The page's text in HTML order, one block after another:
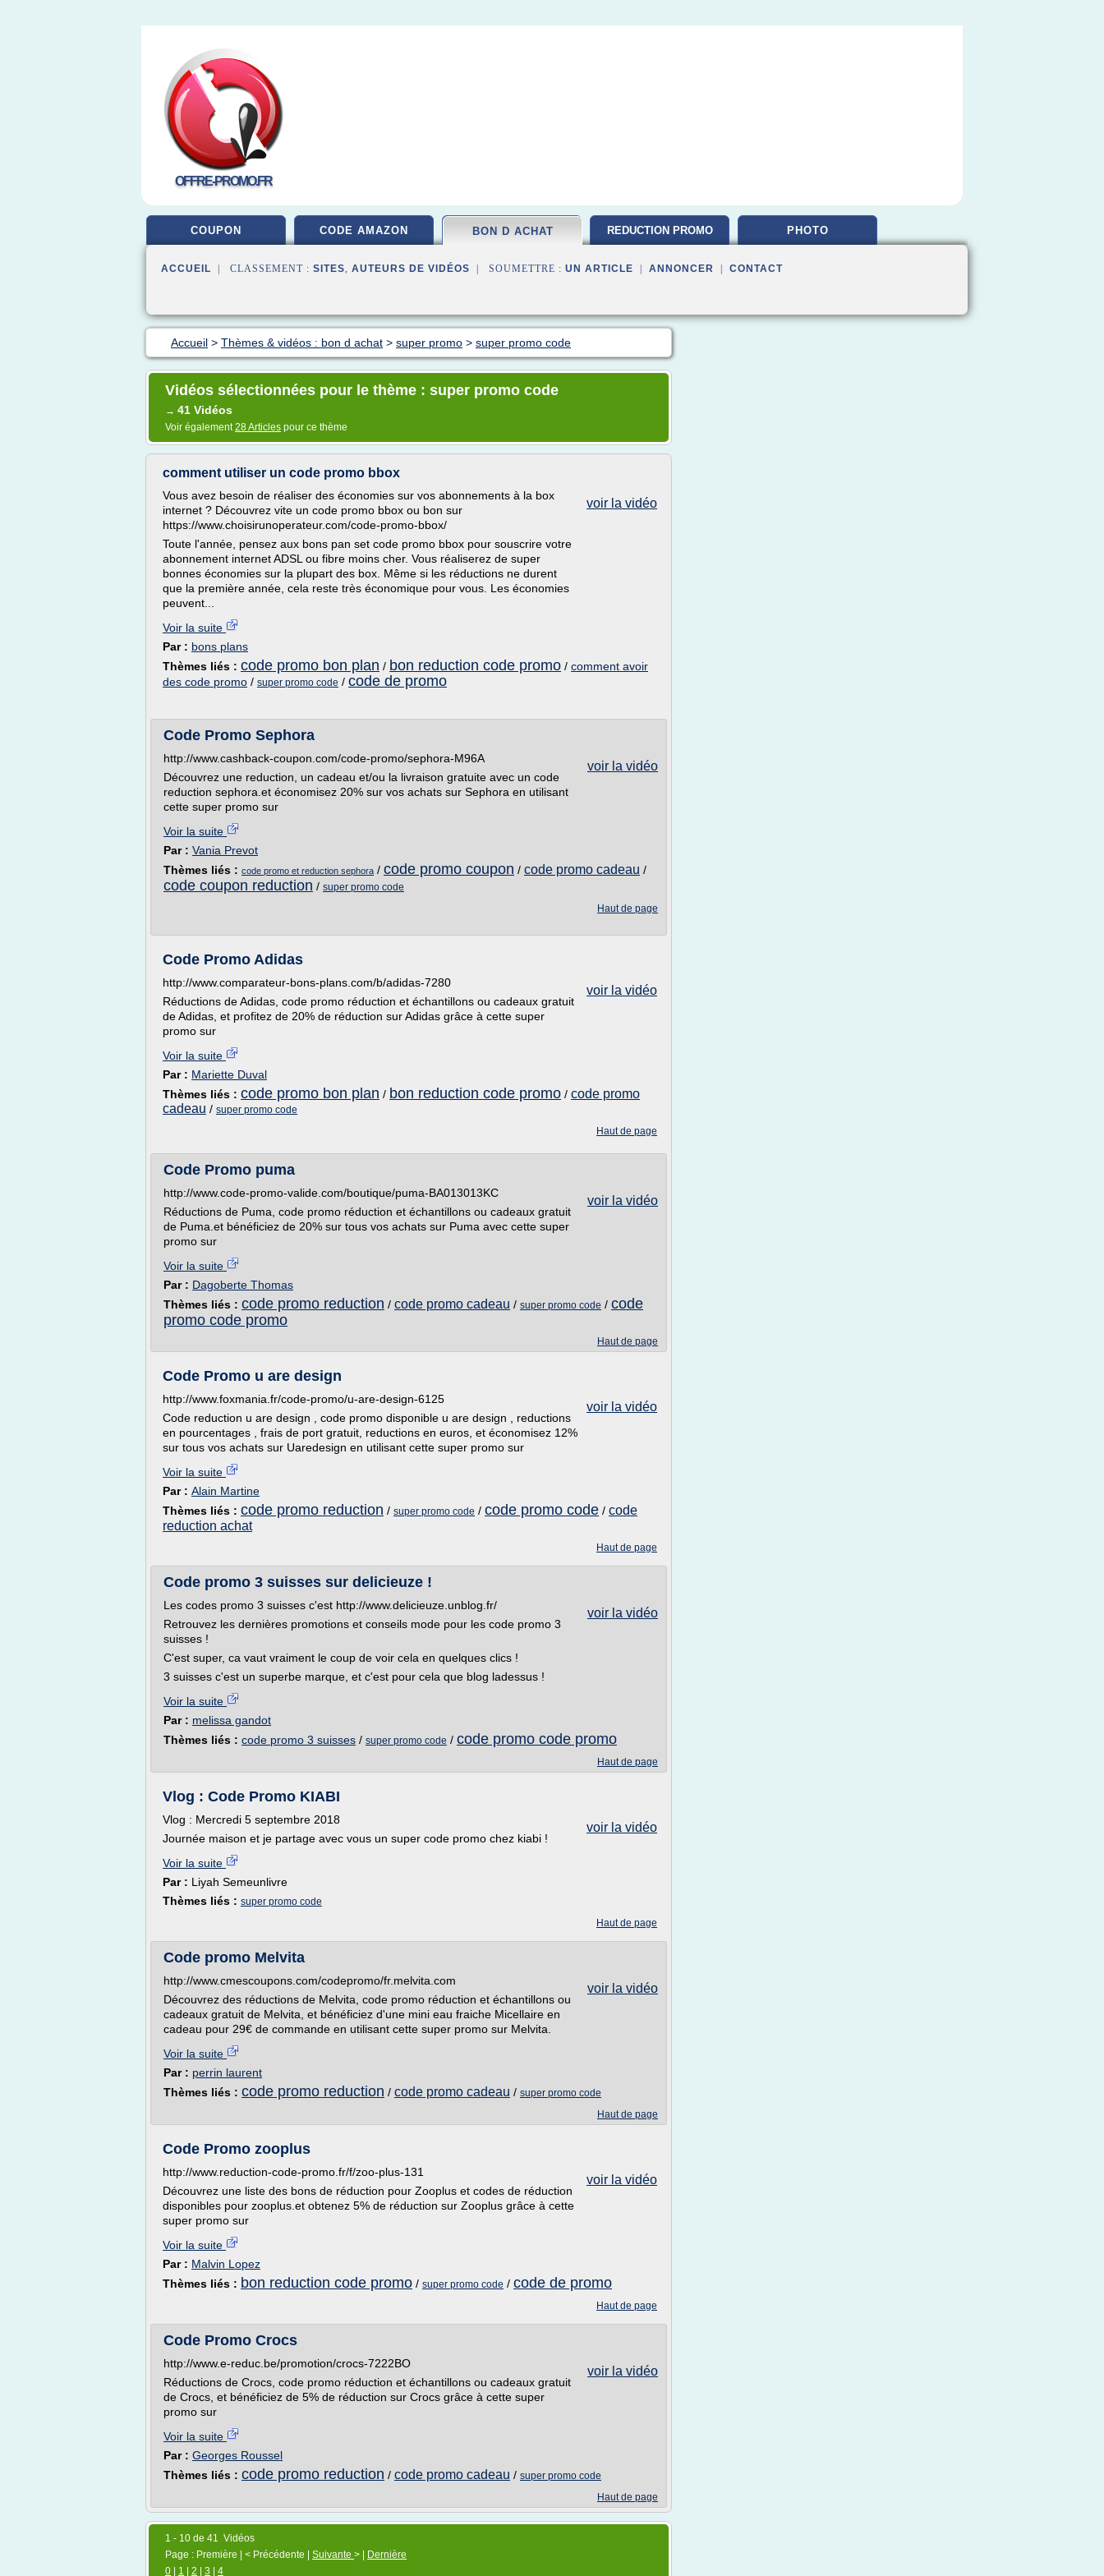
OFFRE-PROMO.FR
COUPON CODE AMAZON BON D ACHAT REDUCTION PROMO PHOTO
ACCUEIL | CLASSEMENT : SITES, AUTEURS DE VIDÉOS | SOUMETTRE : UN ARTICLE ANNONCER CONTACT
Accueil > Thèmes & vidéos : bon d achat > super promo > super promo code
Vidéos sélectionnées pour le thème : super promo code
→ 41 Vidéos
Voir également28 Articles pour ce thème
comment utiliser un code promo bbox
voir la vidéo
Vous avez besoin de réaliser des économies sur vos abonnements à la box
internet ? Découvrez vite un code promo bbox ou bon sur
https://www.choisirunoperateur.com/code-promo-bbox/
Toute l'année, pensez aux bons pan set code promo bbox pour souscrire votre
abonnement internet ADSL ou fibre moins cher. Vous réaliserez de super
bonnes économies sur la plupart des box. Même si les réductions ne durent
que la première année, cela reste très économique pour vous. Les économies
peuvent...
Voir la suite
Par : bons plans
Thèmes liés : code promo bon plan / bon reduction code promo / comment avoir
des code promo / super promo code / code de promo
Code Promo Sephora
voir la vidéo
http://www.cashback-coupon.com/code-promo/sephora-M96A
Découvrez une reduction, un cadeau et/ou la livraison gratuite avec un code
reduction sephora.et économisez 20% sur vos achats sur Sephora en utilisant
cette super promo sur
Voir la suite
Par : Vania Prevot
Thèmes liés : code promo et reduction sephora / code promo coupon / code promo cadeau /
code coupon reduction / super promo code
Haut de page
Code Promo Adidas
voir la vidéo
http://www.comparateur-bons-plans.com/b/adidas-7280
Réductions de Adidas, code promo réduction et échantillons ou cadeaux gratuit
de Adidas, et profitez de 20% de réduction sur Adidas grâce à cette super
promo sur
Voir la suite
Par : Mariette Duval
Thèmes liés : code promo bon plan / bon reduction code promo / code promo
cadeau / super promo code
Haut de page
Code Promo puma
voir la vidéo
http://www.code-promo-valide.com/boutique/puma-BA013013KC
Réductions de Puma, code promo réduction et échantillons ou cadeaux gratuit
de Puma.et bénéficiez de 20% sur tous vos achats sur Puma avec cette super
promo sur
Voir la suite
Par : Dagoberte Thomas
Thèmes liés : code promo reduction / code promo cadeau / super promo code / code
promo code promo
Haut de page
Code Promo u are design
voir la vidéo
http://www.foxmania.fr/code-promo/u-are-design-6125
Code reduction u are design , code promo disponible u are design , reductions
en pourcentages , frais de port gratuit, reductions en euros, et économisez 12%
sur tous vos achats sur Uaredesign en utilisant cette super promo sur
Voir la suite
Par : Alain Martine
Thèmes liés : code promo reduction / super promo code / code promo code / code
reduction achat
Haut de page
Code promo 3 suisses sur delicieuze !
voir la vidéo
Les codes promo 3 suisses c'est http://www.delicieuze.unblog.fr/
Retrouvez les dernières promotions et conseils mode pour les code promo 3
suisses !
C'est super, ca vaut vraiment le coup de voir cela en quelques clics !
3 suisses c'est un superbe marque, et c'est pour cela que blog ladessus !
Voir la suite
Par : melissa gandot
Thèmes liés : code promo 3 suisses / super promo code / code promo code promo
Haut de page
Vlog : Code Promo KIABI
voir la vidéo
Vlog : Mercredi 5 septembre 2018
Journée maison et je partage avec vous un super code promo chez kiabi !
Voir la suite
Par : Liyah Semeunlivre
Thèmes liés : super promo code
Haut de page
Code promo Melvita
voir la vidéo
http://www.cmescoupons.com/codepromo/fr.melvita.com
Découvrez des réductions de Melvita, code promo réduction et échantillons ou
cadeaux gratuit de Melvita, et bénéficiez d'une mini eau fraiche Micellaire en
cadeau pour 29€ de commande en utilisant cette super promo sur Melvita.
Voir la suite
Par : perrin laurent
Thèmes liés : code promo reduction / code promo cadeau / super promo code
Haut de page
Code Promo zooplus
voir la vidéo
http://www.reduction-code-promo.fr/f/zoo-plus-131
Découvrez une liste des bons de réduction pour Zooplus et codes de réduction
disponibles pour zooplus.et obtenez 5% de réduction sur Zooplus grâce à cette
super promo sur
Voir la suite
Par : Malvin Lopez
Thèmes liés : bon reduction code promo / super promo code / code de promo
Haut de page
Code Promo Crocs
voir la vidéo
http://www.e-reduc.be/promotion/crocs-7222BO
Réductions de Crocs, code promo réduction et échantillons ou cadeaux gratuit
de Crocs, et bénéficiez de 5% de réduction sur Crocs grâce à cette super
promo sur
Voir la suite
Par : Georges Roussel
Thèmes liés : code promo reduction / code promo cadeau / super promo code
Haut de page
1 - 10 de 41 Vidéos
Page : Première | < Précédente | Suivante > |
Dernière
0
1 2 3 4